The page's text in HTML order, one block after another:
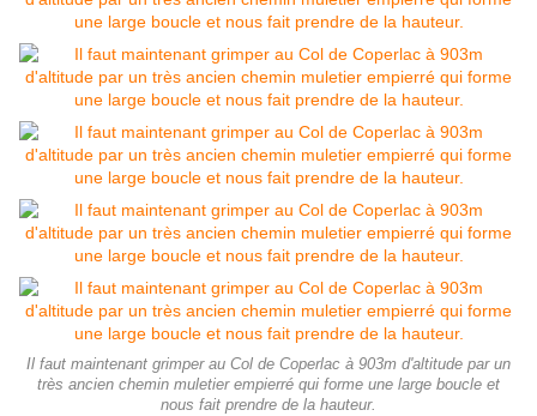
Il faut maintenant grimper au Col de Coperlac à 903m d'altitude par un
très ancien chemin muletier empierré qui forme une large boucle et
nous fait prendre de la hauteur.